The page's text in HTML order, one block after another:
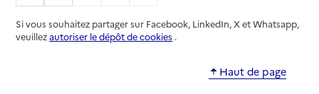
Si vous souhaitez partager sur Facebook, LinkedIn, X et Whatsapp,
veuillezautoriser le dépôt de cookies .
Haut de page